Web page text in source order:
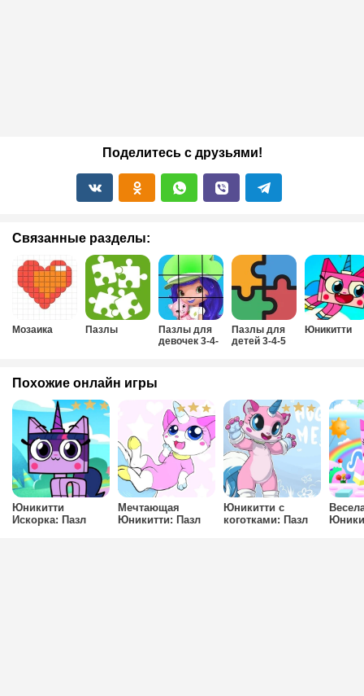
Поделитесь с друзьями!
Связанные разделы:
Мозаика Пазлы
Пазлы для
девочек 3-4-
Пазлы для
детей 3-4-5
Юникитти
Похожие онлайн игры
Юникитти
Искорка: Пазл
Мечтающая
Юникитти: Пазл
Юникитти с
коготками: Пазл